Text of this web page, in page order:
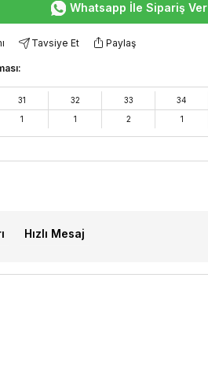
Whatsapp İle Sipariş Ver
Tavsiye Et Paylaş
31
1
32
1
33
2
34
1
Hızlı Mesaj